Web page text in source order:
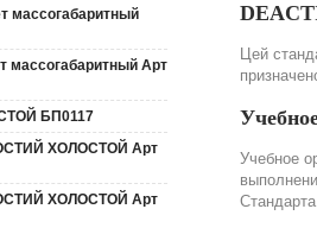
массогабаритный
массогабаритный Арт
БП0117
ХОЛОСТОЙ Арт
ХОЛОСТОЙ Арт
Цей
Учебное